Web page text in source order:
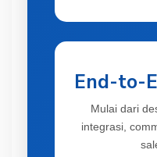
End-to-
Mulai dari
integrasi,